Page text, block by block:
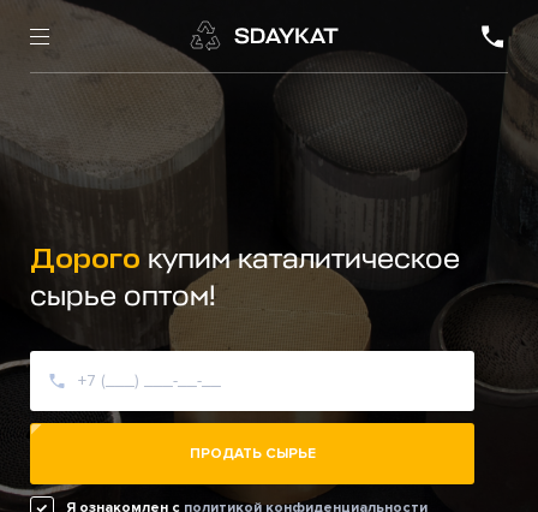
Дорого купим каталитическое
сырье оптом!
ПРОДАТЬ СЫРЬЕ
Я ознакомлен c политикой конфиденциальности